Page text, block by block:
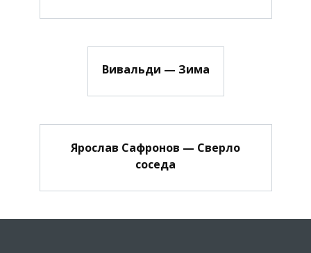
Вивальди — Зима
Ярослав Сафронов — Сверло
соседа